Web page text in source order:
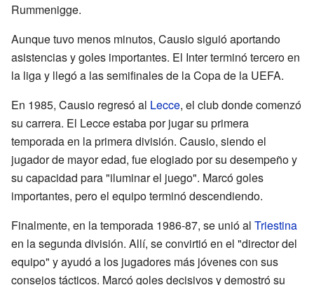
Rummenigge.
Aunque tuvo menos minutos, Causio siguió aportando
asistencias y goles importantes. El Inter terminó tercero en
la liga y llegó a las semifinales de la Copa de la UEFA.
En 1985, Causio regresó al Lecce, el club donde comenzó
su carrera. El Lecce estaba por jugar su primera
temporada en la primera división. Causio, siendo el
jugador de mayor edad, fue elogiado por su desempeño y
su capacidad para "iluminar el juego". Marcó goles
importantes, pero el equipo terminó descendiendo.
Finalmente, en la temporada 1986-87, se unió al Triestina
en la segunda división. Allí, se convirtió en el "director del
equipo" y ayudó a los jugadores más jóvenes con sus
consejos tácticos. Marcó goles decisivos y demostró su